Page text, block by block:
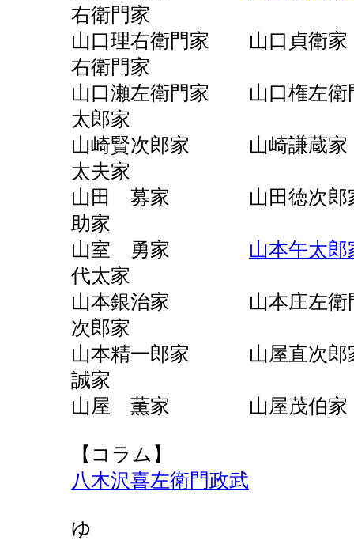
右衛門家
山口理右衛門家 山口
右衛門家
山口瀬左衛門家 山口
太郎家
山崎賢次郎家 山崎
太夫家
山田 募家 山田徳次
助家
山室 勇家 山本午太郎
代太家
山本銀治家 山本庄左
次郎家
山本精一郎家 山屋
誠家
山屋 薫家 山屋茂伯
【コラム】
八木沢喜左衛門政武
ゆ